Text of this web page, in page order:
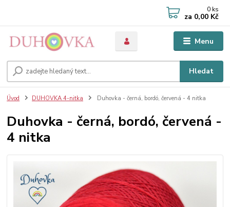
Menu
Hledat
0 ks
za 0,00 Kč
Úvod DUHOVKA 4-nitka Duhovka - černá, bordó, červená - 4 nitka
Duhovka - černá, bordó, červená -
4 nitka